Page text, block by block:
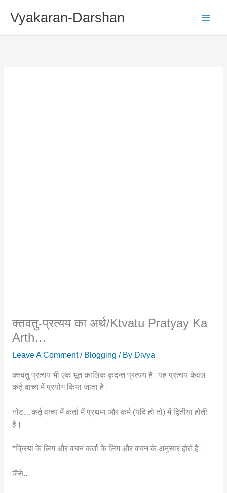
Vyakaran-Darshan
क्तवतु-प्रत्यय का अर्थ/ktvatu Pratyay Ka
Arth…
Leave A Comment / Blogging / By Divya
क्तवतु प्रत्यय भी एक भूत कालिक कृदन्त प्रत्यय है।यह प्रत्यय केवल
कर्तृ वाच्य में प्रयोग किया जाता है।
नोट…कर्तृ वाच्य में कर्ता में प्रथमा और कर्म (यदि हो तो) में द्वितीया होती
है।
*क्रिया के लिंग और वचन कर्ता के लिंग और वचन के अनुसार होते हैं।
जैसे..